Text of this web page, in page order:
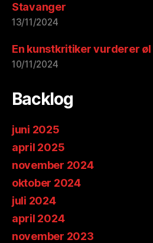
Stavanger
13/11/2024
En kunstkritiker vurderer øl
10/11/2024
Backlog
juni 2025
april 2025
november 2024
oktober 2024
juli 2024
april 2024
november 2023